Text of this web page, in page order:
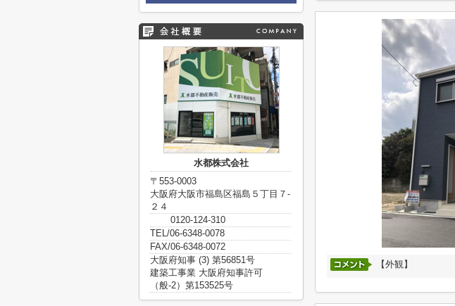
【外観】
水都株式会社
〒553-0003
大阪府大阪市福島区福島５丁目７-
２４
0120-124-310
TEL/06-6348-0078
FAX/06-6348-0072
大阪府知事 (3) 第56851号
建築工事業 大阪府知事許可
（般-2）第153525号